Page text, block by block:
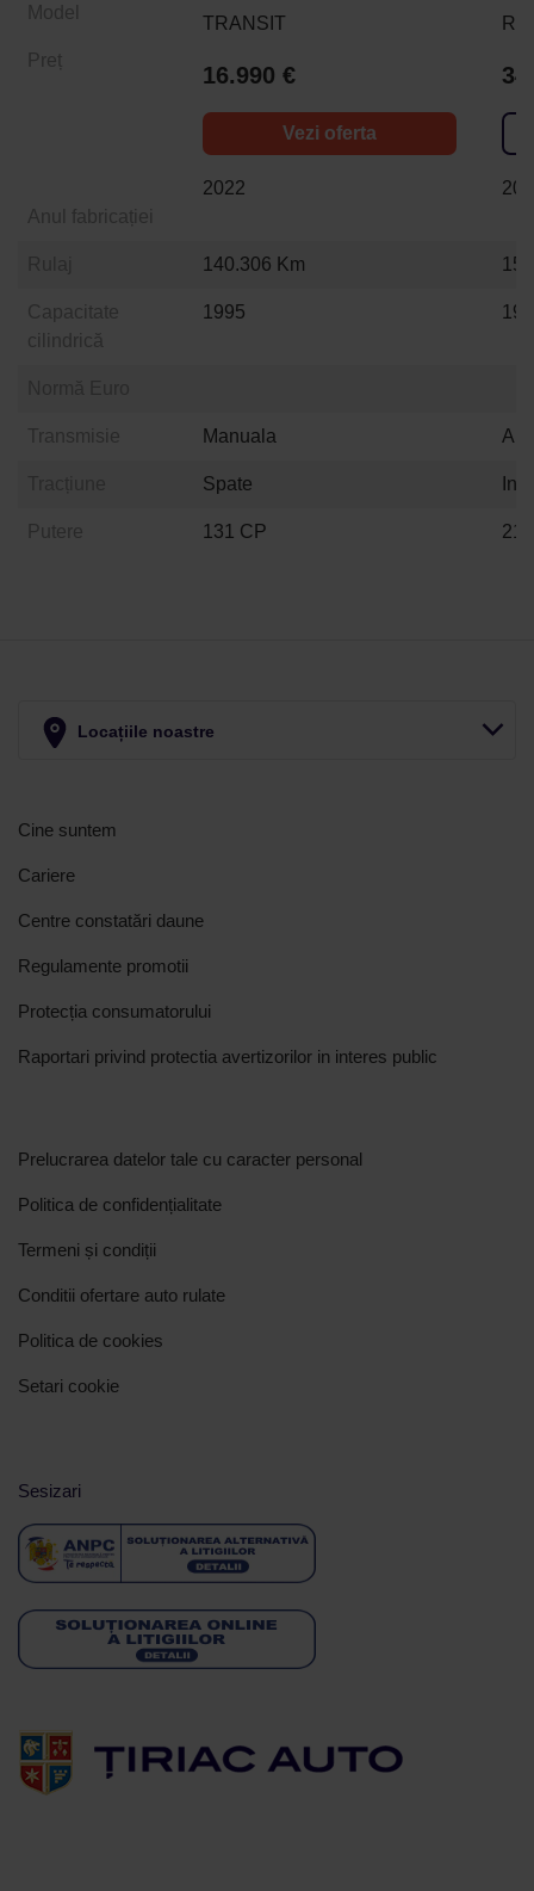
Model
Preț
Anul fabricației
Capacitate
cilindrică
Transmisie
Putere
TRANSIT
16.990 €
Vezi oferta
2022
140.306 Km
1995
Manuala
Spate
131 CP
Locațiile noastre
Cine suntem
Cariere
Centre constatări daune
Regulamente promotii
Protecția consumatorului
Raportari privind protectia avertizorilor in interes public
Prelucrarea datelor tale cu caracter personal
Politica de confidențialitate
Termeni și condiții
Conditii ofertare auto rulate
Politica de cookies
Setari cookie
Sesizari